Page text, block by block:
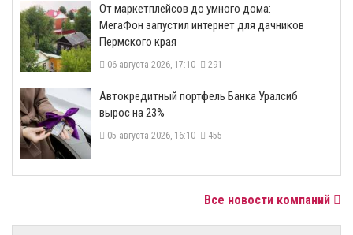
От маркетплейсов до умного дома:
МегаФон запустил интернет для дачников
Пермского края
06 августа 2026, 17:10 291
​Автокредитный портфель Банка Уралсиб
вырос на 23%
05 августа 2026, 16:10 455
Все новости компаний